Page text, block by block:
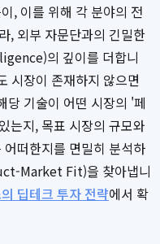
, 이를 위해 각 분야의 전
, 외부 자문단과의 긴밀한
의 깊이를 더합니
시장이 존재하지 않으면
당 기술이 어떤 시장의 '페
는지, 목표 시장의 규모와
떠한지를 면밀히 분석하
Market Fit)을 찾아냅니
딥테크 투자 전략에서 확